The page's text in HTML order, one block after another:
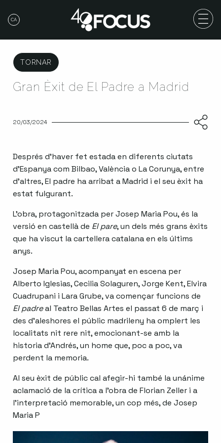
CA
TORNAR
Gran Èxit de El Padre a Madrid
20/03/2024
Després d’haver fet estada en diferents ciutats
d’Espanya com Bilbao, València o La Corunya, entre
d’altres, El padre ha arribat a Madrid i el seu èxit ha
estat fulgurant.
L’obra, protagonitzada per Josep Maria Pou, és la
versió en castellà de El pare, un dels més grans èxits
que ha viscut la cartellera catalana en els últims
anys.
Josep Maria Pou, acompanyat en escena per
Alberto Iglesias, Cecilia Solaguren, Jorge Kent, Elvira
Cuadrupani i Lara Grube, va començar funcions de
El padreal Teatro Bellas Artes el passat 6 de març i
des d’aleshores el públic madrileny ha omplert les
localitats nit rere nit, emocionant-se amb la
historia d’Andrés, un home que, poc a poc, va
perdent la memoria.
Al seu èxit de públic cal afegir-hi també la unánime
aclamació de la crítica a l’obra de Florian Zeller i a
l’interpretació memorable, un cop més, de Josep
Maria P